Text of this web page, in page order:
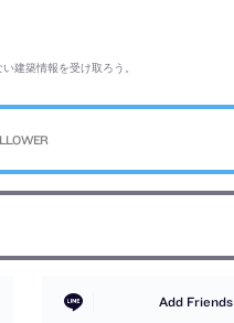
建築情報を受け取ろう。
Add Friends